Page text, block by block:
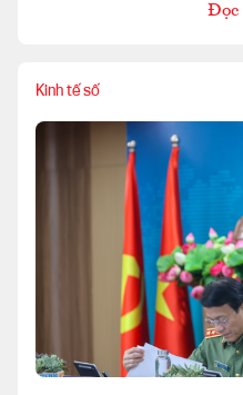
Đọc
Kinh tế số